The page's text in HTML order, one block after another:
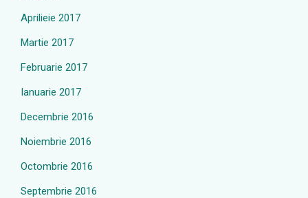
Aprilieie 2017
Martie 2017
Februarie 2017
Ianuarie 2017
Decembrie 2016
Noiembrie 2016
Octombrie 2016
Septembrie 2016